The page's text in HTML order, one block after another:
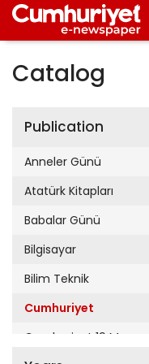
Catalog
Publication
Anneler Günü
Atatürk Kitapları
Babalar Günü
Bilgisayar
Bilim Teknik
Cumhuriyet
Cumhuriyet 19 Mayıs